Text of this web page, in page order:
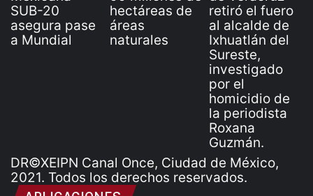
DR©XEIPN Canal Once, Ciudad de México,
2021. Todos los derechos reservados.